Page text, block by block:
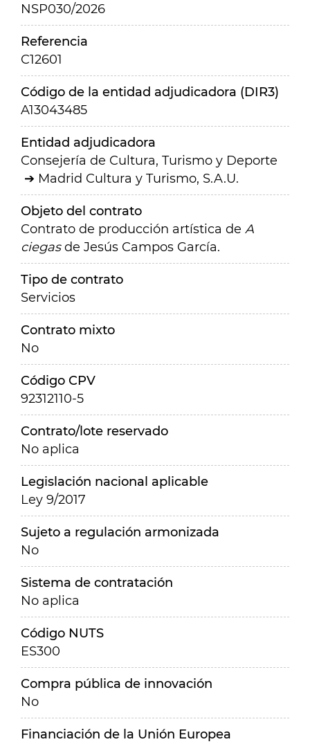
NSP030/2026
Referencia
C12601
Código de la entidad adjudicadora (DIR3)
A13043485
Entidad adjudicadora
Consejería de Cultura, Turismo y Deporte
Madrid Cultura y Turismo, S.A.U.
Objeto del contrato
Contrato de producción artística de A
ciegasde Jesús Campos García.
Tipo de contrato
Servicios
Contrato mixto
No
Código CPV
92312110-5
Contrato/lote reservado
No aplica
Legislación nacional aplicable
Ley 9/2017
Sujeto a regulación armonizada
No
Sistema de contratación
No aplica
Código NUTS
ES300
Compra pública de innovación
No
Financiación de la Unión Europea